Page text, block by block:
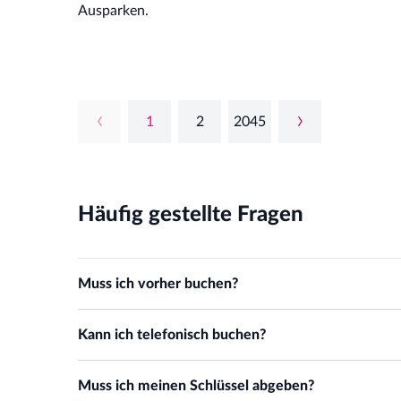
Ausparken.
1 2 2045
Häufig gestellte Fragen
Muss ich vorher buchen?
vor Ort bezahlt werden.
Kann ich telefonisch buchen?
möglich.
Muss ich meinen Schlüssel abgeben?